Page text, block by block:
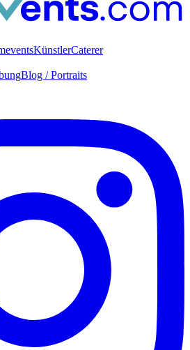
KünstlerCaterer
Blog / Portraits